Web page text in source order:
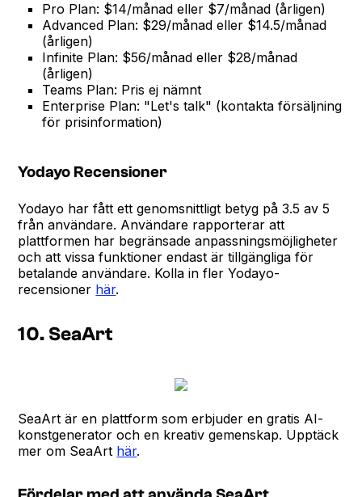
Pro Plan: $14/månad eller $7/månad (årligen)
Advanced Plan: $29/månad eller $14.5/månad
(årligen)
Infinite Plan: $56/månad eller $28/månad
(årligen)
Teams Plan: Pris ej nämnt
Enterprise Plan: "Let's talk" (kontakta försäljning
för prisinformation)
Yodayo Recensioner
Yodayo har fått ett genomsnittligt betyg på 3.5 av 5
från användare. Användare rapporterar att
plattformen har begränsade anpassningsmöjligheter
och att vissa funktioner endast är tillgängliga för
betalande användare. Kolla in fler Yodayo-
recensioner här.
10. SeaArt
SeaArt är en plattform som erbjuder en gratis AI-
konstgenerator och en kreativ gemenskap. Upptäck
mer om SeaArt här.